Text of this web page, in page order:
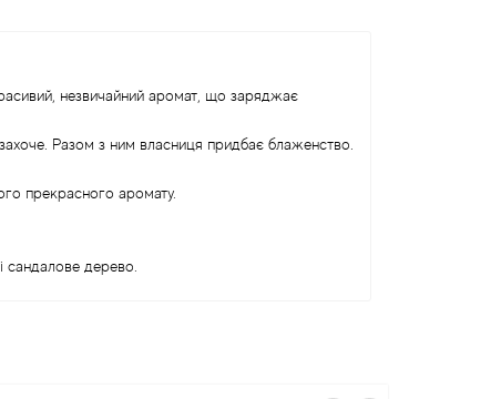
незвичайний аромат, що заряджає
Разом з ним власниця придбає блаженство.
прекрасного аромату.
сандалове дерево.